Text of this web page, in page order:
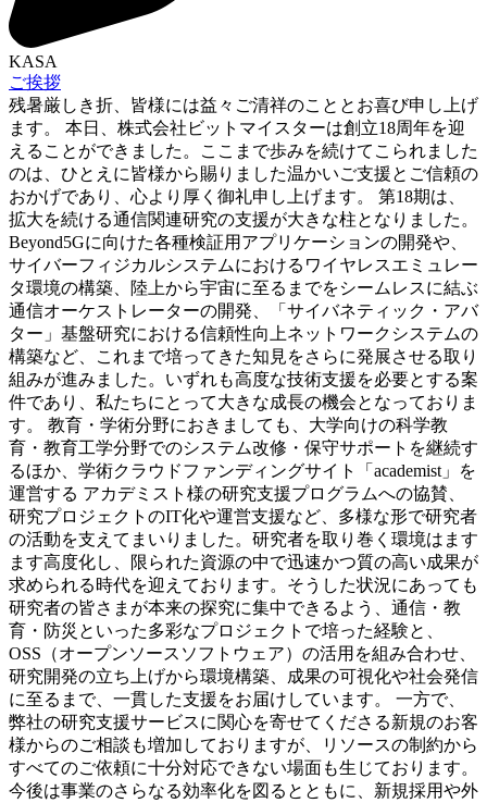
KASA
ご挨拶
残暑厳しき折、皆様には益々ご清祥のこととお喜び申し上げ
ます。 本日、株式会社ビットマイスターは創立18周年を迎
えることができました。ここまで歩みを続けてこられました
のは、ひとえに皆様から賜りました温かいご支援とご信頼の
おかげであり、心より厚く御礼申し上げます。 第18期は、
拡大を続ける通信関連研究の支援が大きな柱となりました。
Beyond5Gに向けた各種検証用アプリケーションの開発や、
サイバーフィジカルシステムにおけるワイヤレスエミュレー
タ環境の構築、陸上から宇宙に至るまでをシームレスに結ぶ
通信オーケストレーターの開発、「サイバネティック・アバ
ター」基盤研究における信頼性向上ネットワークシステムの
構築など、これまで培ってきた知見をさらに発展させる取り
組みが進みました。いずれも高度な技術支援を必要とする案
件であり、私たちにとって大きな成長の機会となっておりま
す。 教育・学術分野におきましても、大学向けの科学教
育・教育工学分野でのシステム改修・保守サポートを継続す
るほか、学術クラウドファンディングサイト「academist」を
運営する アカデミスト様の研究支援プログラムへの協賛、
研究プロジェクトのIT化や運営支援など、多様な形で研究者
の活動を支えてまいりました。研究者を取り巻く環境はます
ます高度化し、限られた資源の中で迅速かつ質の高い成果が
求められる時代を迎えております。そうした状況にあっても
研究者の皆さまが本来の探究に集中できるよう、通信・教
育・防災といった多彩なプロジェクトで培った経験と、
OSS（オープンソースソフトウェア）の活用を組み合わせ、
研究開発の立ち上げから環境構築、成果の可視化や社会発信
に至るまで、一貫した支援をお届けしています。 一方で、
弊社の研究支援サービスに関心を寄せてくださる新規のお客
様からのご相談も増加しておりますが、リソースの制約から
すべてのご依頼に十分対応できない場面も生じております。
今後は事業のさらなる効率化を図るとともに、新規採用や外